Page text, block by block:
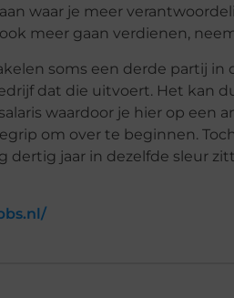
waar je meer
meer gaan verdienen,
soms een derde partij
dat die uitvoert. Het kan
waardoor je hier op een
om over te beginnen.
dertig jaar in dezelfde sleur